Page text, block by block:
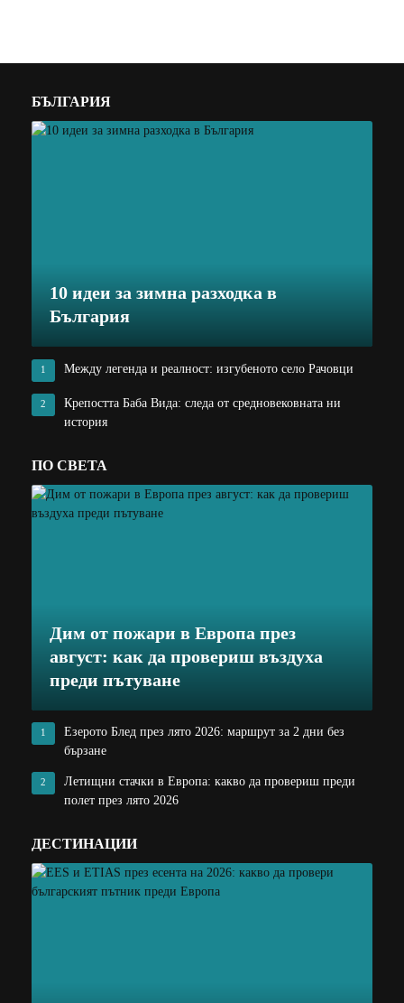
БЪЛГАРИЯ
10 идеи за зимна разходка в
България
1 Между легенда и реалност: изгубеното село Рачовци
2
Крепостта Баба Вида: следа от средновековната ни
история
ПО СВЕТА
Дим от пожари в Европа през
август: как да провериш въздуха
преди пътуване
1
Езерото Блед през лято 2026: маршрут за 2 дни без
бързане
2
Летищни стачки в Европа: какво да провериш преди
полет през лято 2026
ДЕСТИНАЦИИ